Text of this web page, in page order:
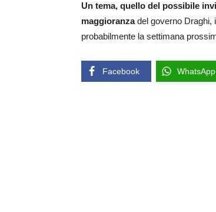
Un tema, quello del possibile
maggioranzadel governo Draghi,
probabilmente la settimana
Facebook WhatsApp